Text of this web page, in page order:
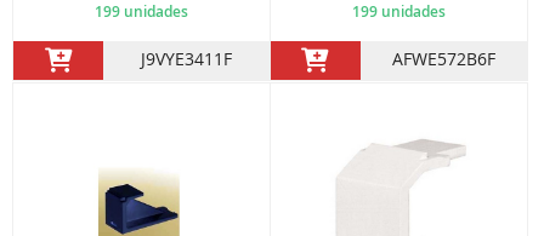
199 unidades
J9VYE3411F
199 unidades
AFWE572B6F